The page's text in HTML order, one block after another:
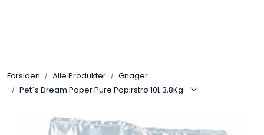
Forsiden Alle Produkter
Gnager
Pet`s Dream Paper Pure Papirstrø 10L 3,8Kg
Leverandører